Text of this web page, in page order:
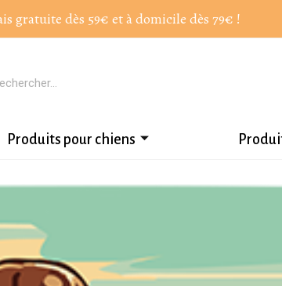
gratuite dès 59€ et à domicile dès 79€ !
Produits pour chiens